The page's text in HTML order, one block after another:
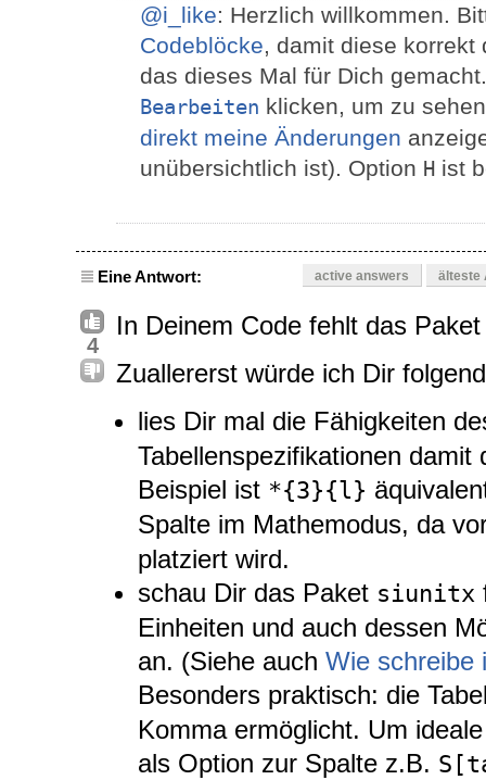
@i_like: Herzlich willkommen.
Codeblöcke, damit diese korrekt
das dieses Mal für Dich
Bearbeiten klicken, um zu
direkt meine Änderungen
unübersichtlich ist). Option H ist
Eine Antwort: active answers älteste
4
In Deinem Code fehlt das
Zuallererst würde ich Dir
lies Dir mal die Fähigkeiten
Tabellenspezifikationen
Beispiel ist *{3}{l}
Spalte im Mathemodus, da
platziert wird.
schau Dir das Paket siunitx
Einheiten und auch dessen
an. (Siehe auch Wie schreibe
Besonders praktisch: die
Komma ermöglicht. Um
als Option zur Spalte z.B.